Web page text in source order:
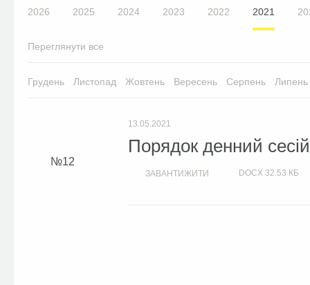
2026 2025 2024 2023 2022 2021
Переглянути все
Грудень Листопад Жовтень Вересень Серпень Липень
12
13.05.2021
Порядок денний
ЗАВАНТИЖИТИ DOCX 32.53 КБ